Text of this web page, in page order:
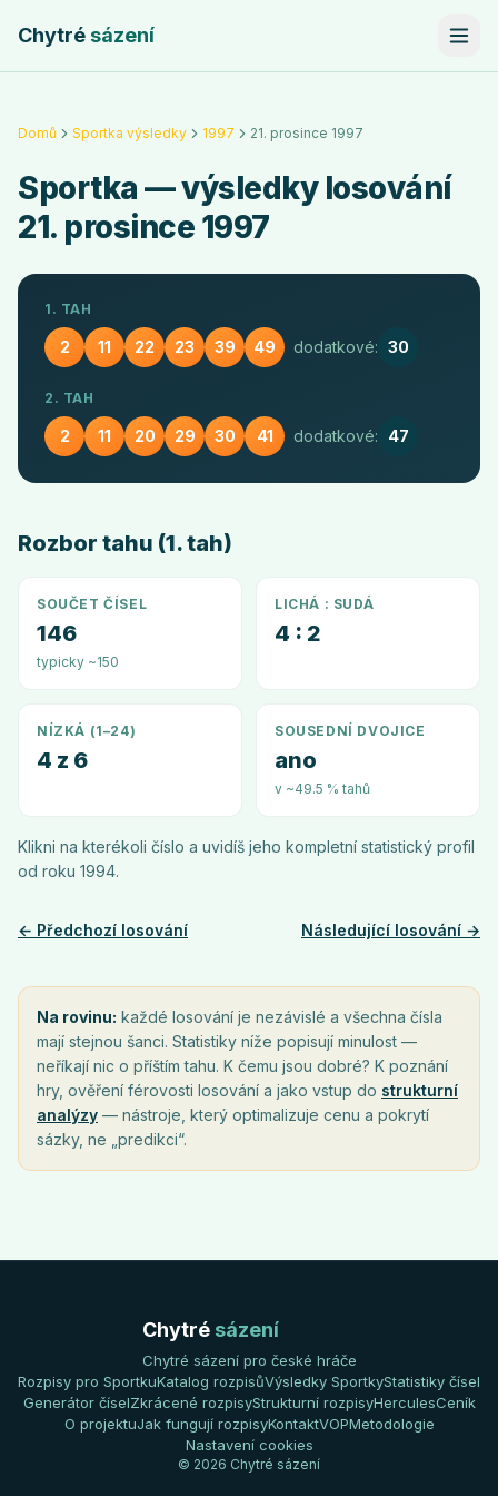
Chytrésázení
Domů Sportka výsledky 1997 21. prosince 1997
Sportka — výsledky losování
21. prosince 1997
1. TAH
2 11 22 23 39 49 dodatkové: 30
2. TAH
2 11 20 29 30 41 dodatkové: 47
Rozbor tahu (1. tah)
SOUČET ČÍSEL
146
typicky ~150
LICHÁ : SUDÁ
4 : 2
NÍZKÁ (1–24)
4 z 6
SOUSEDNÍ DVOJICE
ano
v ~49.5 % tahů
Klikni na kterékoli číslo a uvidíš jeho kompletní statistický profil
od roku 1994.
← Předchozí losování Následující losování →
Na rovinu: každé losování je nezávislé a všechna čísla
mají stejnou šanci. Statistiky níže popisují minulost —
neříkají nic o příštím tahu. K čemu jsou dobré? K poznání
hry, ověření férovosti losování a jako vstup do strukturní
analýzy — nástroje, který optimalizuje cenu a pokrytí
sázky, ne „predikci“.
Chytré sázení
Chytré sázení pro české hráče
Rozpisy pro SportkuKatalog rozpisůVýsledky SportkyStatistiky čísel
Generátor číselZkrácené rozpisyStrukturní rozpisyHerculesCeník
O projektuJak fungují rozpisyKontaktVOPMetodologie
Nastavení cookies
© 2026 Chytré sázení